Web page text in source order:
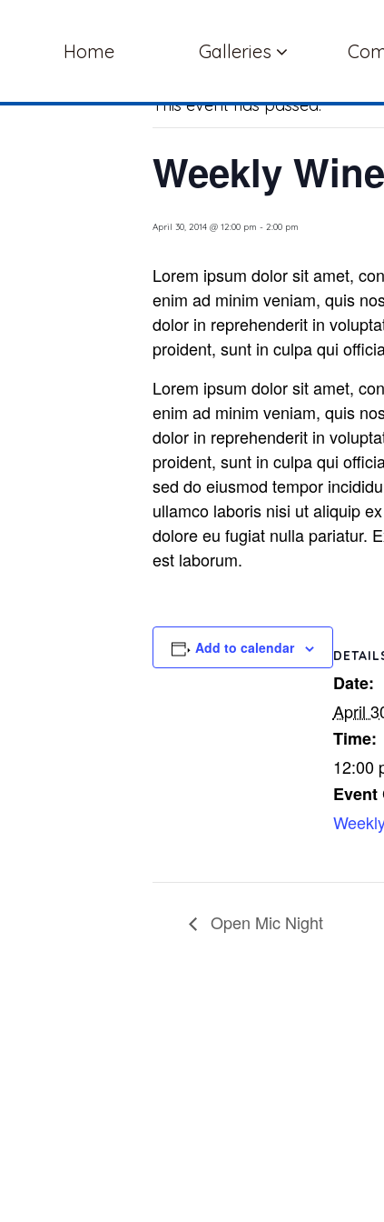
Home Galleries
« All Events
This event has passed.
Weekly
April 30, 2014 @ 12:00 pm - 2:00 pm
Lorem ipsum dolor sit amet,
enim ad minim veniam, quis
dolor in reprehenderit in
proident, sunt in culpa qui
Lorem ipsum dolor sit amet,
enim ad minim veniam, quis
dolor in reprehenderit in
proident, sunt in culpa qui
sed do eiusmod tempor
ullamco laboris nisi ut aliquip
dolore eu fugiat nulla pariatur.
est laborum.
Add to calendar
Date:
April
Time:
12:00
Event
Open Mic Night